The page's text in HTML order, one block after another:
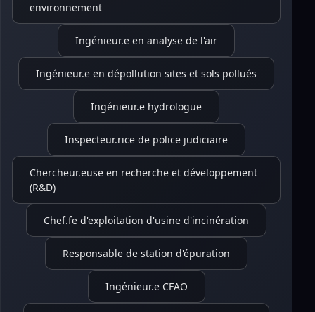
environnement
Ingénieur.e en analyse de l'air
Ingénieur.e en dépollution sites et sols pollués
Ingénieur.e hydrologue
Inspecteur.rice de police judiciaire
Chercheur.euse en recherche et développement
(R&D)
Chef.fe d'exploitation d'usine d'incinération
Responsable de station d'épuration
Ingénieur.e CFAO